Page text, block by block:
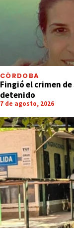
CÓRDOBA
Fingió el crimen
detenido
7 de agosto, 2026